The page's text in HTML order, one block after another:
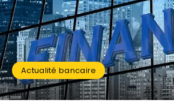
Actualité bancaire